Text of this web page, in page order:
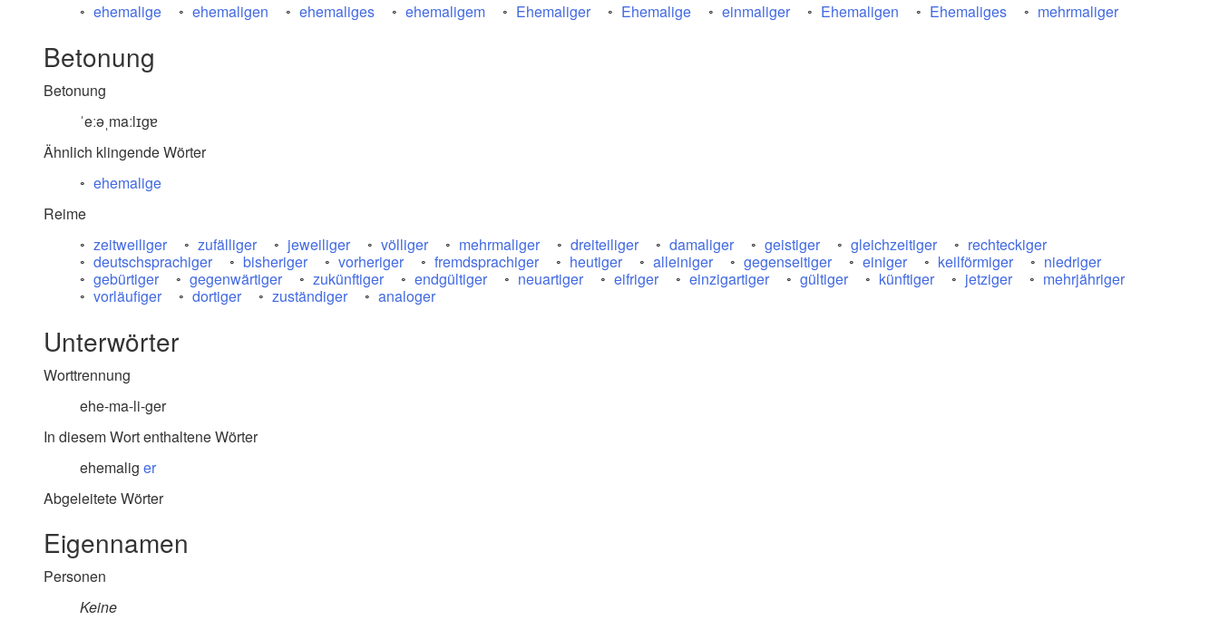
ehemalige
ehemaligen ehemaliges ehemaligem Ehemaliger Ehemalige einmaliger Ehemaligen Ehemaliges mehrmaliger
Betonung
Betonung
ˈeːəˌmaːlɪgɐ
Ähnlich klingende Wörter
ehemalige
Reime
zeitweiliger
zufälliger jeweiliger völliger mehrmaliger dreiteiliger damaliger geistiger gleichzeitiger
rechteckiger
deutschsprachiger
bisheriger vorheriger fremdsprachiger heutiger alleiniger gegenseitiger einiger keilförmiger
niedriger
gebürtiger
gegenwärtiger zukünftiger endgültiger neuartiger eifriger einzigartiger gültiger künftiger jetziger
mehrjähriger
vorläufiger
dortiger zuständiger analoger
Unterwörter
Worttrennung
ehe-ma-li-ger
In diesem Wort enthaltene Wörter
ehemalig er
Abgeleitete Wörter
Eigennamen
Personen
Keine